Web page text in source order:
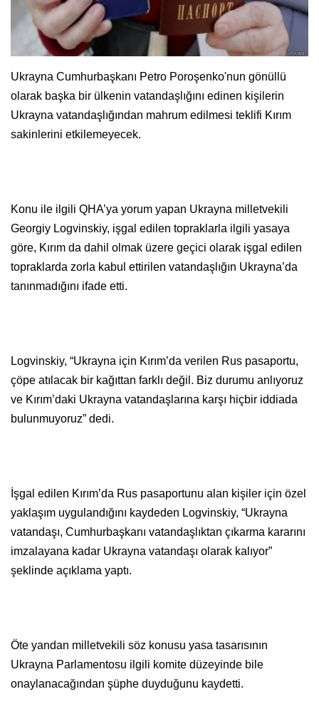
Ukrayna Cumhurbaşkanı Petro Poroşenko'nun gönüllü
olarak başka bir ülkenin vatandaşlığını edinen kişilerin
Ukrayna vatandaşlığından mahrum edilmesi teklifi Kırım
sakinlerini etkilemeyecek.
Konu ile ilgili QHA’ya yorum yapan Ukrayna milletvekili
Georgiy Logvinskiy, işgal edilen topraklarla ilgili yasaya
göre, Kırım da dahil olmak üzere geçici olarak işgal edilen
topraklarda zorla kabul ettirilen vatandaşlığın Ukrayna’da
tanınmadığını ifade etti.
Logvinskiy, “Ukrayna için Kırım’da verilen Rus pasaportu,
çöpe atılacak bir kağıttan farklı değil. Biz durumu anlıyoruz
ve Kırım’daki Ukrayna vatandaşlarına karşı hiçbir iddiada
bulunmuyoruz” dedi.
İşgal edilen Kırım’da Rus pasaportunu alan kişiler için özel
yaklaşım uygulandığını kaydeden Logvinskiy, “Ukrayna
vatandaşı, Cumhurbaşkanı vatandaşlıktan çıkarma kararını
imzalayana kadar Ukrayna vatandaşı olarak kalıyor”
şeklinde açıklama yaptı.
Öte yandan milletvekili söz konusu yasa tasarısının
Ukrayna Parlamentosu ilgili komite düzeyinde bile
onaylanacağından şüphe duyduğunu kaydetti.